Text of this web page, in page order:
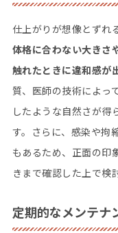
仕上がりが想像とずれ
体格に合わない大きさ
触れたときに違和感が
質、医師の技術によっ
したような自然さが得
す。さらに、感染や拘
もあるため、正面の印
きまで確認した上で検
定期的なメンテナ